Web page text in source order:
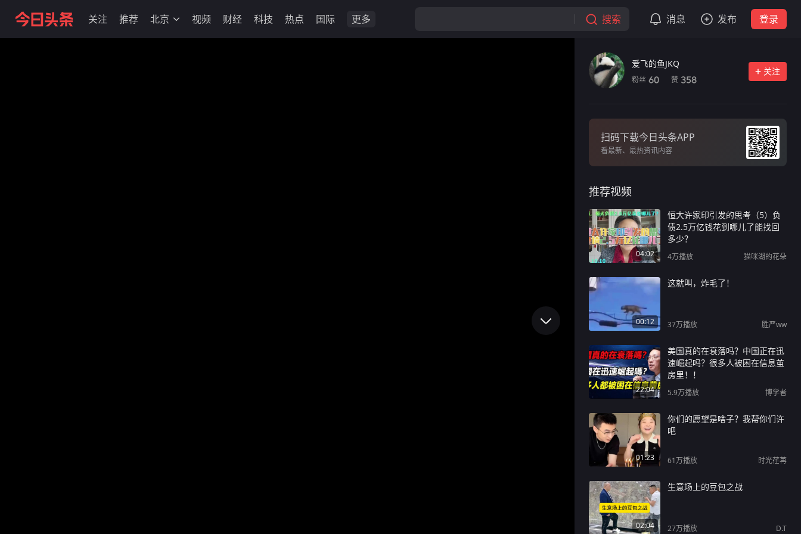
关注 推荐 北京 视频 财经 科技 热点 国际 更多 搜索 消息 发布 登录
爱飞的鱼JKQ
粉丝 60 赞 358
关注
扫码下载今日头条APP
看最新、最热资讯内容
推荐视频
04:02
恒大许家印引发的思考（5）负
债2.5万亿钱花到哪儿了能找回
多少？
4万播放 猫咪湖的花朵
00:12
这就叫，炸毛了！
37万播放 胜严ww
22:04
美国真的在衰落吗？中国正在迅
速崛起吗？很多人被困在信息茧
房里！！
5.9万播放 博学者
01:23
你们的愿望是啥子？我帮你们许
吧
61万播放 时光荏苒
02:04
生意场上的豆包之战
27万播放 D.T